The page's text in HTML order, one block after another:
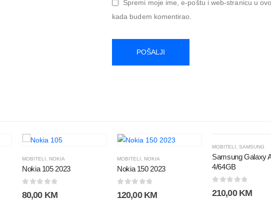
Spremi moje ime, e-poštu i web-stranicu u
kada budem komentirao.
MOBITELI NOKIA
Nokia 105 2023
80,00 KM
MOBITELI NOKIA
Nokia 150 2023
120,00 KM
MOBITELI SAMSUNG
Samsung Galaxy
4/64GB
210,00 KM